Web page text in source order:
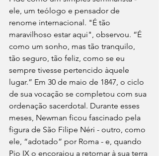
ele, um teólogo e pensador de
renome internacional. "É tão
maravilhoso estar aqui", observou. “É
como um sonho, mas tão tranquilo,
tão seguro, tão feliz, como se eu
sempre tivesse pertencido àquele
lugar.” Em 30 de maio de 1847, o ciclo
de sua vocação se completou com sua
ordenação sacerdotal. Durante esses
meses, Newman ficou fascinado pela
figura de São Filipe Néri - outro, como
ele, “adotado” por Roma - e, quando
Pio IX o encorajou a retornar à sua terra